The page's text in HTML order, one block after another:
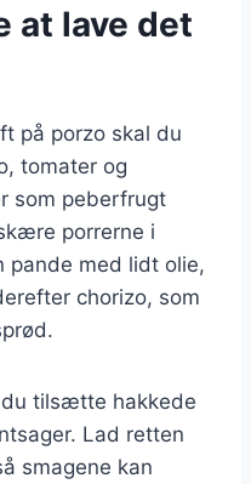
at lave det
på porzo skal du
tomater og
som peberfrugt
porrerne i
pande med lidt olie,
chorizo, som
du tilsætte hakkede
Lad retten
smagene kan